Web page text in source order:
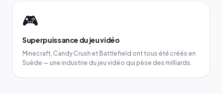
🎮
Superpuissance du jeu vidéo
Minecraft, Candy Crush et Battlefield ont tous été créés en
Suède — une industrie du jeu vidéo qui pèse des milliards.